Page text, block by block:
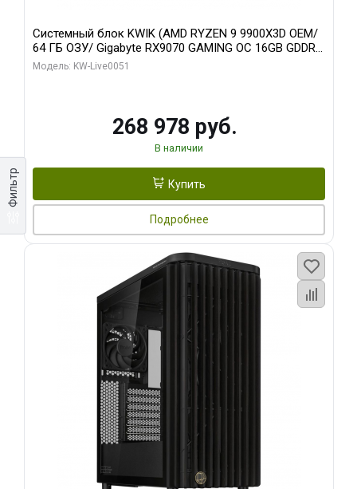
Фильтр
Системный блок KWIK (AMD RYZEN 9 9900X3D OEM/
64 ГБ ОЗУ/ Gigabyte RX9070 GAMING OC 16GB GDDR6
256bit 2xDP 2xH/ 960 ГБ SSD)
Модель: KW-Live0051
268 978 руб.
В наличии
Купить
Подробнее